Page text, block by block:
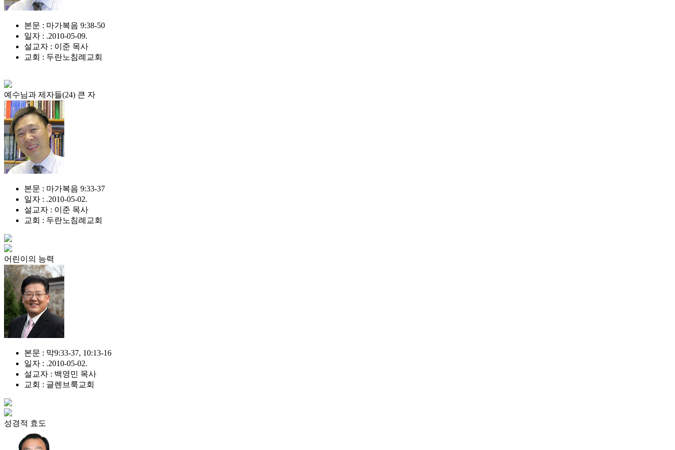
본문 : 마가복음 9:38-50
일자 : .2010-05-09.
설교자 : 이준 목사
교회 : 두란노침례교회
예수님과 제자들(24) 큰 자
본문 : 마가복음 9:33-37
일자 : .2010-05-02.
설교자 : 이준 목사
교회 : 두란노침례교회
어린이의 능력
본문 : 막9:33-37, 10:13-16
일자 : .2010-05-02.
설교자 : 백영민 목사
교회 : 글렌브룩교회
성경적 효도